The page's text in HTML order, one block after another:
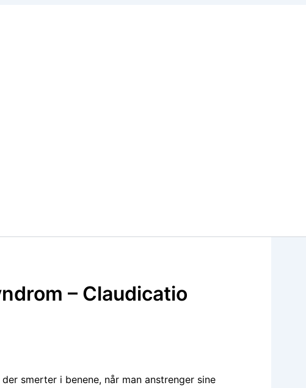
– Claudicatio
smerter i benene, når man anstrenger sine